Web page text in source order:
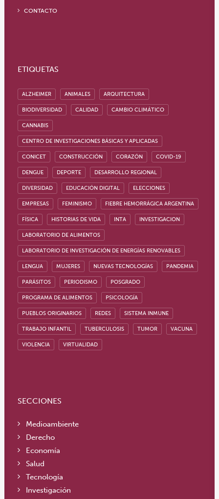
CONTACTO
ETIQUETAS
ALZHEIMER ANIMALES ARQUITECTURA
BIODIVERSIDAD CALIDAD CAMBIO CLIMÁTICO
CANNABIS
CENTRO DE INVESTIGACIONES BÁSICAS Y APLICADAS
CONICET CONSTRUCCIÓN CORAZÓN COVID-19
DENGUE DEPORTE DESARROLLO REGIONAL
DIVERSIDAD EDUCACIÓN DIGITAL ELECCIONES
EMPRESAS FEMINISMO FIEBRE HEMORRÁGICA ARGENTINA
FÍSICA HISTORIAS DE VIDA INTA INVESTIGACION
LABORATORIO DE ALIMENTOS
LABORATORIO DE INVESTIGACIÓN DE ENERGÍAS RENOVABLES
LENGUA MUJERES NUEVAS TECNOLOGÍAS PANDEMIA
PARÁSITOS PERIODISMO POSGRADO
PROGRAMA DE ALIMENTOS PSICOLOGÍA
PUEBLOS ORIGINARIOS REDES SISTEMA INMUNE
TRABAJO INFANTIL TUBERCULOSIS TUMOR VACUNA
VIOLENCIA VIRTUALIDAD
SECCIONES
Medioambiente
Derecho
Economía
Salud
Tecnología
Investigación